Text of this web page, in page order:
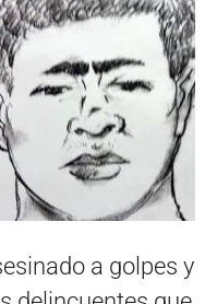
a golpes y